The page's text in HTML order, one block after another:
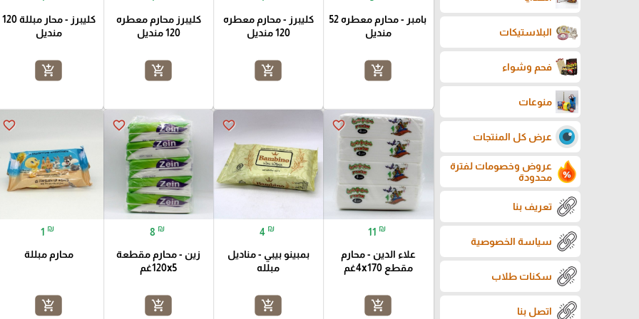
البلاستيكات
فحم وشواء
منوعات
عرض كل المنتجات
عروض وخصومات لفترة
محدودة
تعريف بنا
سياسة الخصوصية
سكنات طلاب
اتصل بنا
بامبر - محارم معطره 52
منديل
add_shopping_cart
كليبرز - محارم معطره
120 منديل
add_shopping_cart
كليبرز محارم معطره
120 منديل
add_shopping_cart
كليبرز - محار مبللة 120
منديل
add_shopping_cart
favorite_border
11 ₪
علاء الدين - محارم
مقطع 4x170غم
add_shopping_cart
favorite_border
4 ₪
بمبينو بيبي - مناديل
مبلله
add_shopping_cart
favorite_border
8 ₪
زين - محارم مقطعة
120x5غم
add_shopping_cart
favorite_border
1 ₪
محارم مبللة
add_shopping_cart